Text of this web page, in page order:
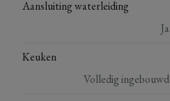
Aansluiting waterleiding
Ja
Keuken
Volledig ingebouwd